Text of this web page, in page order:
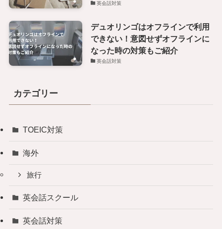
英会話対策
デュオリンゴはオフラインで利用
できない！意図せずオフラインに
なった時の対策もご紹介
英会話対策
カテゴリー
TOEIC対策
海外
旅行
英会話スクール
英会話対策